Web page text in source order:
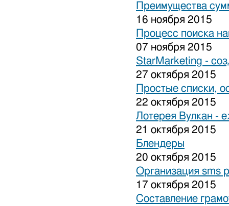
Преимущества
16 ноября 2015
Процесс поиска
07 ноября 2015
StarMarketing -
27 октября 2015
Простые списки,
22 октября 2015
Лотерея Вулкан -
21 октября 2015
Блендеры
20 октября 2015
Организация sms
17 октября 2015
Составление